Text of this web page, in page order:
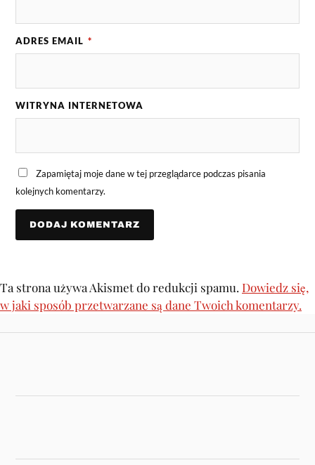
ADRES EMAIL *
WITRYNA INTERNETOWA
Zapamiętaj moje dane w tej przeglądarce podczas pisania
kolejnych komentarzy.
Ta strona używa Akismet do redukcji spamu. Dowiedz się,
w jaki sposób przetwarzane są dane Twoich komentarzy.